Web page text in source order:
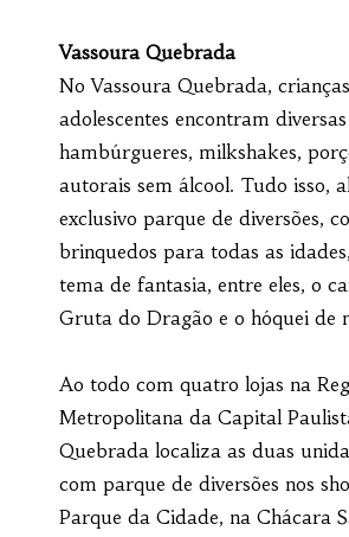
Vassoura Quebrada
No Vassoura Quebrada,
adolescentes encontram
hambúrgueres, milkshakes,
autorais sem álcool. Tudo isso,
exclusivo parque de diversões,
brinquedos para todas as
tema de fantasia, entre eles, o
Gruta do Dragão e o hóquei de
Ao todo com quatro lojas na
Metropolitana da Capital
Quebrada localiza as duas
com parque de diversões nos
Parque da Cidade, na Chácara